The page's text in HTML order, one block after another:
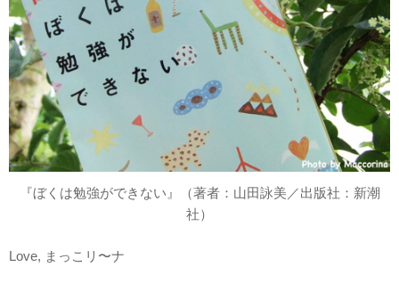
『ぼくは勉強ができない』（著者：山田詠美／出版社：新潮
社）
Love, まっこリ〜ナ